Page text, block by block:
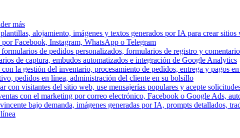
más
alojamiento, imágenes y textos generados por IA para crear sitios
Facebook, Instagram, WhatsApp o Telegram
de pedidos personalizados, formularios de registro y
de captura, embudos automatizados e integración de Google Analytics
la gestión del inventario, procesamiento de pedidos, entrega y pagos
pedidos en línea, administración del cliente en su bolsillo
con visitantes del sitio web, use mensajerías populares y acepte
con el marketing por correo electrónico, Facebook o Google Ads,
bajo demanda, imágenes generadas por IA, prompts detallados,